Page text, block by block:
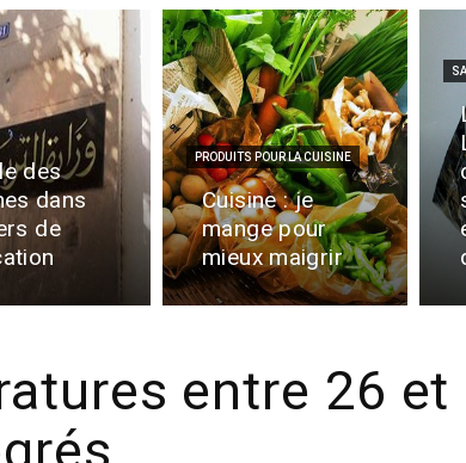
des
dans
de
PRODUITS POUR LA CUISINE
Cuisine : je
mange pour
mieux maigrir
entre 26 et